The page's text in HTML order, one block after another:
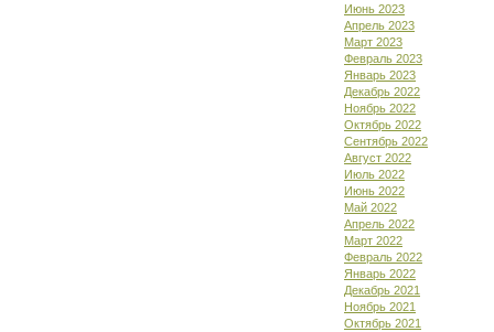
Июнь 2023
Апрель 2023
Март 2023
Февраль 2023
Январь 2023
Декабрь 2022
Ноябрь 2022
Октябрь 2022
Сентябрь 2022
Август 2022
Июль 2022
Июнь 2022
Май 2022
Апрель 2022
Март 2022
Февраль 2022
Январь 2022
Декабрь 2021
Ноябрь 2021
Октябрь 2021